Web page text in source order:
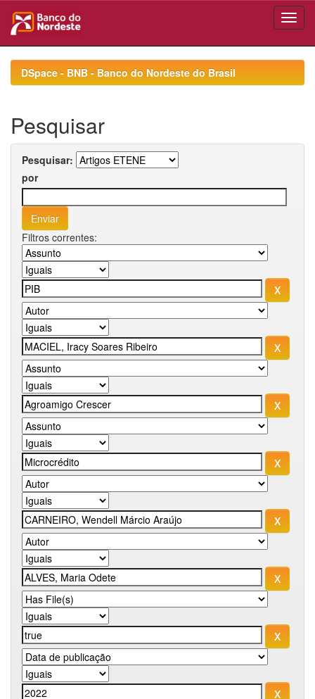
navigationDSpace - BNB - Banco do Nordeste do Brasil
Pesquisar
Pesquisar:
por
Filtros correntes: